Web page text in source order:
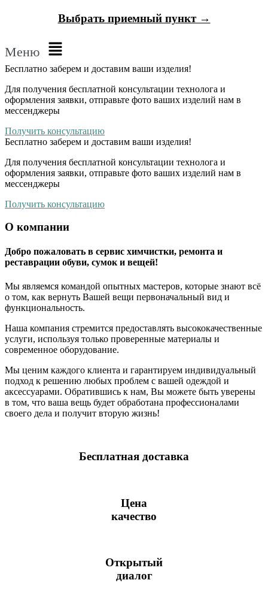
Выбрать приемный пункт →
Меню
Бесплатно заберем и доставим ваши изделия!
Для получения бесплатной консультации технолога и
оформления заявки, отправьте фото ваших изделий нам в
мессенджеры
Получить консультацию
Бесплатно заберем и доставим ваши изделия!
Для получения бесплатной консультации технолога и
оформления заявки, отправьте фото ваших изделий нам в
мессенджеры
Получить консультацию
О компании
Добро пожаловать в сервис химчистки, ремонта и
реставрации обуви, сумок и вещей!
Мы являемся командой опытных мастеров, которые знают всё
о том, как вернуть Вашей вещи первоначальный вид и
функциональность.
Наша компания стремится предоставлять высококачественные
услуги, используя только проверенные материалы и
современное оборудование.
Мы ценим каждого клиента и гарантируем индивидуальный
подход к решению любых проблем с вашей одеждой и
аксессуарами. Обратившись к нам, Вы можете быть уверены
в том, что ваша вещь будет обработана профессионалами
своего дела и получит вторую жизнь!
Бесплатная доставка
Цена
качество
Открытый
диалог